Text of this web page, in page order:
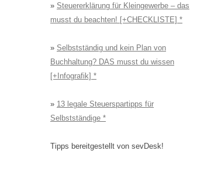
» Steuererklärung für Kleingewerbe – das
musst du beachten! [+CHECKLISTE]
» Selbstständig und kein Plan von
Buchhaltung? DAS musst du wissen
[+Infografik]
» 13 legale Steuerspartipps für
Selbstständige
Tipps bereitgestellt von sevDesk!